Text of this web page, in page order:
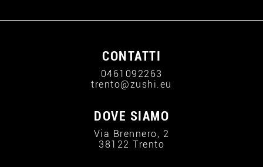
CONTATTI
0461092263
trento@zushi.eu
DOVE SIAMO
Via Brennero, 2
38122 Trento